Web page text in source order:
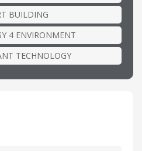
BUILDING
4 ENVIRONMENT
TECHNOLOGY